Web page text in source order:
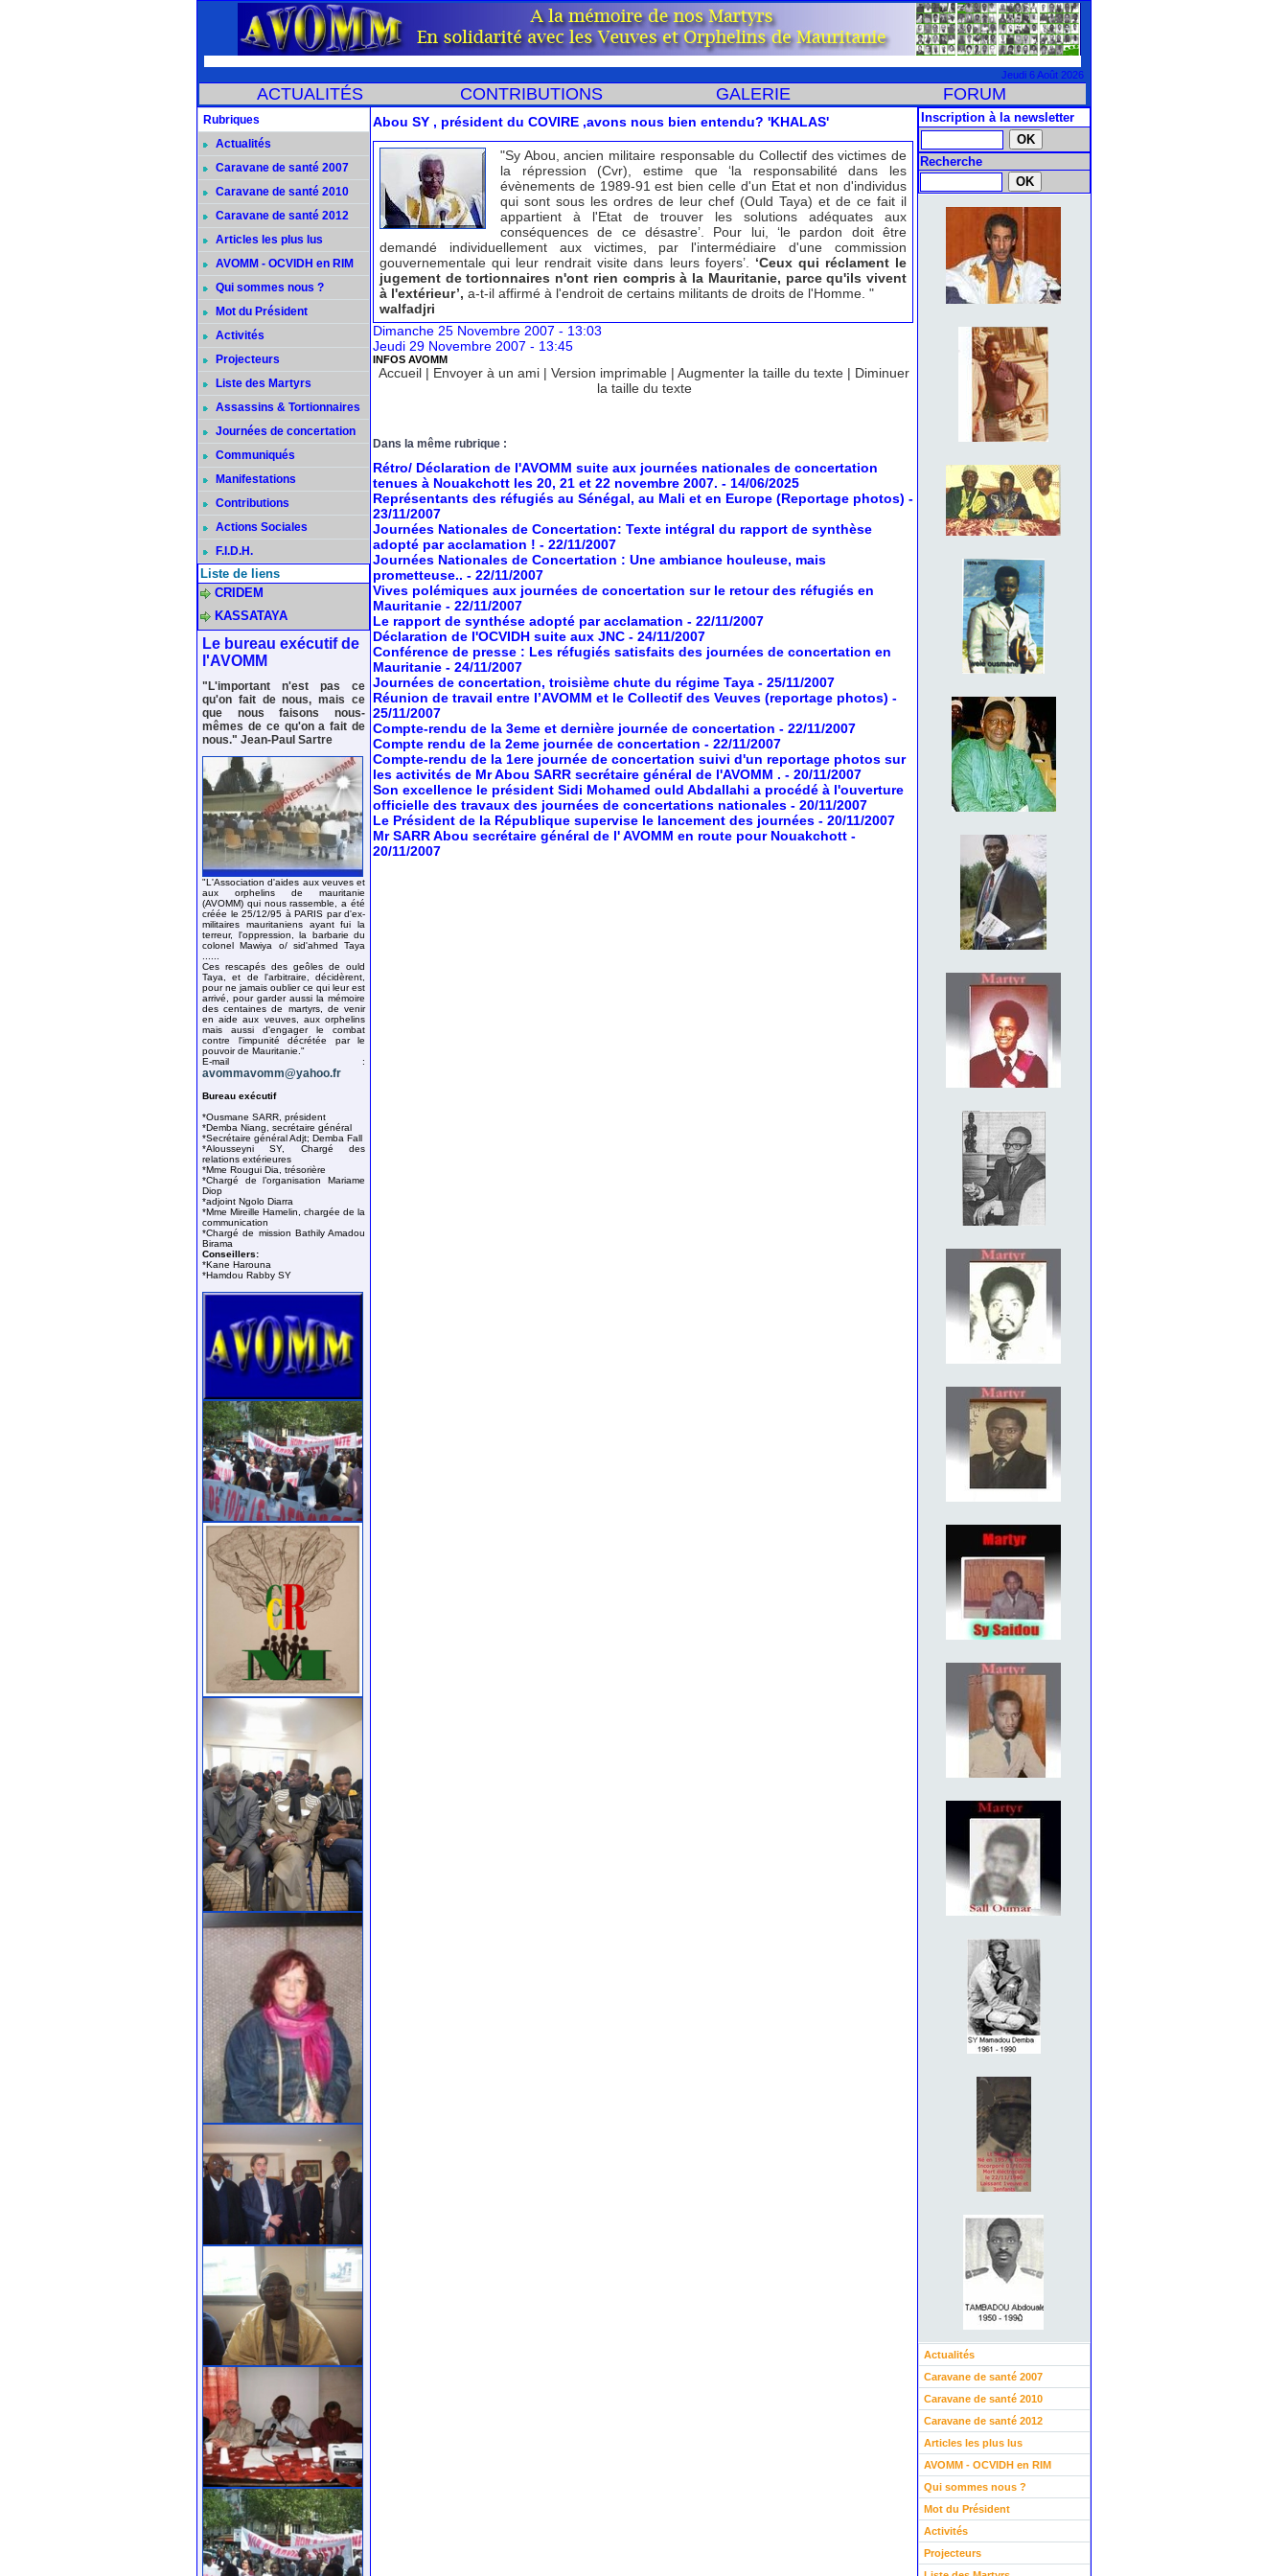
Jeudi 6 Août 2026
ACTUALITÉS CONTRIBUTIONS GALERIE FORUM
Rubriques
Actualités
Caravane de santé 2007
Caravane de santé 2010
Caravane de santé 2012
Articles les plus lus
AVOMM - OCVIDH en RIM
Qui sommes nous ?
Mot du Président
Activités
Projecteurs
Liste des Martyrs
Assassins & Tortionnaires
Journées de concertation
Communiqués
Manifestations
Contributions
Actions Sociales
F.I.D.H.
Liste de liens
CRIDEM
KASSATAYA
Le bureau exécutif de
l'AVOMM
"L'important n'est pas ce
qu'on fait de nous, mais ce
que nous faisons nous-
mêmes de ce qu'on a fait de
nous." Jean-Paul Sartre
"L'Association d'aides aux veuves et
aux orphelins de mauritanie
(AVOMM) qui nous rassemble, a été
créée le 25/12/95 à PARIS par d'ex-
militaires mauritaniens ayant fui la
terreur, l'oppression, la barbarie du
colonel Mawiya o/ sid'ahmed Taya
Ces rescapés des geôles de ould
Taya, et de l'arbitraire, décidèrent,
pour ne jamais oublier ce qui leur est
arrivé, pour garder aussi la mémoire
des centaines de martyrs, de venir
en aide aux veuves, aux orphelins
mais aussi d'engager le combat
contre l'impunité décrétée par le
pouvoir de Mauritanie."
E-mail :
avommavomm@yahoo.fr
Bureau exécutif
*Ousmane SARR, président
*Demba Niang, secrétaire général
*Secrétaire général Adjt; Demba Fall
*Alousseyni SY, Chargé des
relations extérieures
*Mme Rougui Dia, trésorière
*Chargé de l’organisation Mariame
Diop
*adjoint Ngolo Diarra
*Mme Mireille Hamelin, chargée de la
communication
*Chargé de mission Bathily Amadou
Birama
Conseillers:
*Kane Harouna
*Hamdou Rabby SY
Abou SY , président du COVIRE ,avons nous bien entendu? 'KHALAS'
"Sy Abou, ancien militaire responsable du Collectif des victimes de
la répression (Cvr), estime que ‘la responsabilité dans les
évènements de 1989-91 est bien celle d'un Etat et non d'individus
qui sont sous les ordres de leur chef (Ould Taya) et de ce fait il
appartient à l'Etat de trouver les solutions adéquates aux
conséquences de ce désastre’. Pour lui, ‘le pardon doit être
demandé individuellement aux victimes, par l'intermédiaire d'une commission
gouvernementale qui leur rendrait visite dans leurs foyers’. ‘Ceux qui réclament le
jugement de tortionnaires n'ont rien compris à la Mauritanie, parce qu'ils vivent
à l'extérieur’, a-t-il affirmé à l'endroit de certains militants de droits de l'Homme. "
walfadjri
Dimanche 25 Novembre 2007 - 13:03
Jeudi 29 Novembre 2007 - 13:45
INFOS AVOMM
Accueil | Envoyer à un ami | Version imprimable | Augmenter la taille du texte | Diminuer
la taille du texte
Dans la même rubrique :
Rétro/ Déclaration de l'AVOMM suite aux journées nationales de concertation
tenues à Nouakchott les 20, 21 et 22 novembre 2007. - 14/06/2025
Représentants des réfugiés au Sénégal, au Mali et en Europe (Reportage photos) -
23/11/2007
Journées Nationales de Concertation: Texte intégral du rapport de synthèse
adopté par acclamation ! - 22/11/2007
Journées Nationales de Concertation : Une ambiance houleuse, mais
prometteuse.. - 22/11/2007
Vives polémiques aux journées de concertation sur le retour des réfugiés en
Mauritanie - 22/11/2007
Le rapport de synthése adopté par acclamation - 22/11/2007
Déclaration de l'OCVIDH suite aux JNC - 24/11/2007
Conférence de presse : Les réfugiés satisfaits des journées de concertation en
Mauritanie - 24/11/2007
Journées de concertation, troisième chute du régime Taya - 25/11/2007
Réunion de travail entre l’AVOMM et le Collectif des Veuves (reportage photos) -
25/11/2007
Compte-rendu de la 3eme et dernière journée de concertation - 22/11/2007
Compte rendu de la 2eme journée de concertation - 22/11/2007
Compte-rendu de la 1ere journée de concertation suivi d'un reportage photos sur
les activités de Mr Abou SARR secrétaire général de l'AVOMM . - 20/11/2007
Son excellence le président Sidi Mohamed ould Abdallahi a procédé à l'ouverture
officielle des travaux des journées de concertations nationales - 20/11/2007
Le Président de la République supervise le lancement des journées - 20/11/2007
Mr SARR Abou secrétaire général de l' AVOMM en route pour Nouakchott -
20/11/2007
Inscription à la newsletter
Recherche
Actualités
Caravane de santé 2007
Caravane de santé 2010
Caravane de santé 2012
Articles les plus lus
AVOMM - OCVIDH en RIM
Qui sommes nous ?
Mot du Président
Activités
Projecteurs